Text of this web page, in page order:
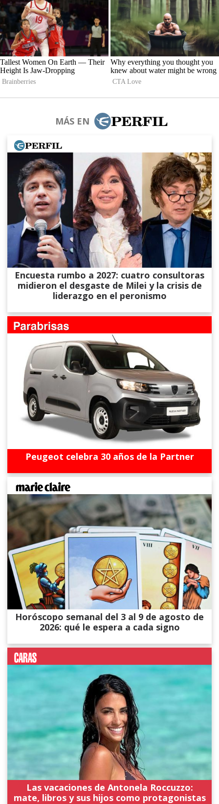
MÁS EN
Encuesta rumbo a 2027: cuatro consultoras
midieron el desgaste de Milei y la crisis de
liderazgo en el peronismo
Peugeot celebra 30 años de la Partner
Horóscopo semanal del 3 al 9 de agosto de
2026: qué le espera a cada signo
Las vacaciones de Antonela Roccuzzo:
mate, libros y sus hijos como protagonistas